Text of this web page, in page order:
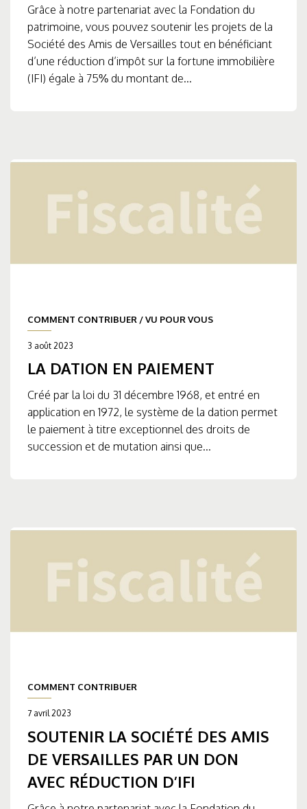
Grâce à notre partenariat avec la Fondation du
patrimoine, vous pouvez soutenir les projets de la
Société des Amis de Versailles tout en bénéficiant
d’une réduction d’impôt sur la fortune immobilière
(IFI) égale à 75% du montant de...
COMMENT CONTRIBUER /VU POUR VOUS
3 août 2023
LA DATION EN PAIEMENT
Créé par la loi du 31 décembre 1968, et entré en
application en 1972, le système de la dation permet
le paiement à titre exceptionnel des droits de
succession et de mutation ainsi que...
COMMENT CONTRIBUER
7 avril 2023
SOUTENIR LA SOCIÉTÉ DES AMIS
DE VERSAILLES PAR UN DON
AVEC RÉDUCTION D’IFI